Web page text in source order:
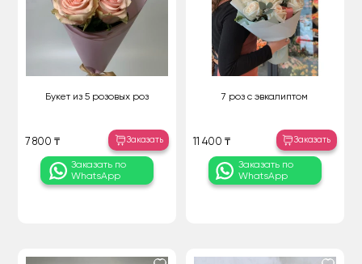
Букет из 5 розовых роз
7 800 ₸ Заказать
Заказать по
WhatsApp
7 роз с эвкалиптом
11 400 ₸ Заказать
Заказать по
WhatsApp